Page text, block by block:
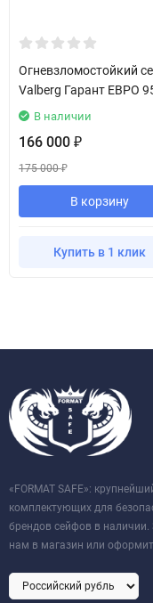
Огневзломостойкий
Valberg Гарант ЕВРО
В наличии
166 000 ₽
175 000₽
В корзину
Купить в 1 клик
«FORMAT SAFE»:
комплектующих для
брендов сейфов в наличии.
нам в магазин или